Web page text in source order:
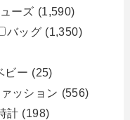
ーズ (1,590)
バッグ (1,350)
ビー (25)
ッション (556)
計 (198)